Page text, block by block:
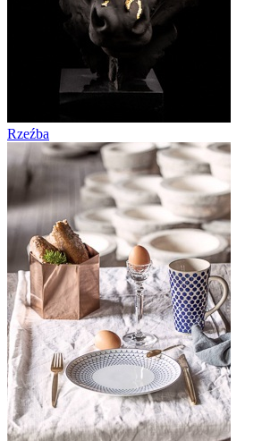
Rzeźba